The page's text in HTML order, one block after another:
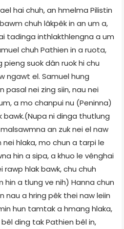
hai chuh, an hmelma Pilistin
chuh lâkpêk in an um a,
tadinga inthlakthlengna a um
chuh Pathien in a ruota,
pieng suok dân ruok hi chu
ngawt el. Samuel hung
pasal nei zing siin, nau nei
a mo chanpui nu (Peninna)
bawk.(Nupa ni dinga thutlung
an zuk nei el naw
hlaka, mo chun a tarpi le
hin a sipa, a khuo le vênghai
rawp hlak bawk, chu chuh
hin a tlung ve nih) Hanna chun
nau a hring pêk thei naw leiin
hun tamtak a hmang hlaka,
ding tak Pathien bêl in,